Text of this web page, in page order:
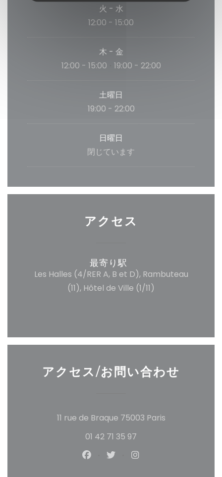
火 - 水
12:00 - 15:00
木 - 金
12:00 - 15:00
19:00 - 22:00
土曜日
19:00 - 22:00
日曜日
閉じています
アクセス
最寄り駅
Les Halles (4/RER A, B et D), Rambuteau
(11), Hôtel de Ville (1/11)
アクセス/お問い合わせ
11 rue de Braque 75003 Paris((新しいウィ
01 42 71 35 97
Facebook ((新しいウィンドウ
Twitter ((新しいウィンド
Instagram ((新しい